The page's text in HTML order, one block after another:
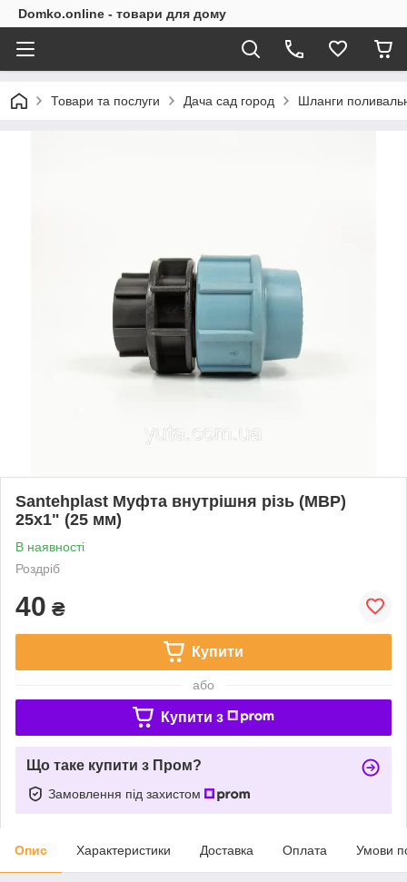
Domko.online - товари для дому
Товари та послуги Дача сад город Шланги
Santehplast Муфта внутрішня різь (МВР)
25х1" (25 мм)
В наявності
Роздріб
40 ₴
Купити
або
Купити з
Що таке купити з Пром?
Замовлення під захистом
Опис Характеристики Доставка Оплата Умови